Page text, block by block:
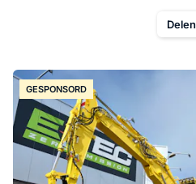
Delen
GESPONSORD